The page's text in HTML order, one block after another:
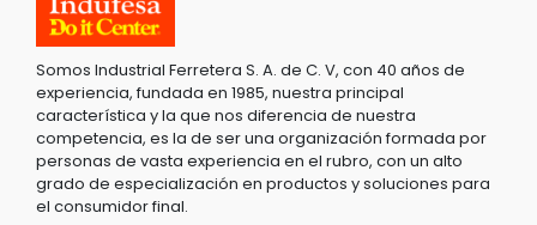
Somos Industrial Ferretera S. A. de C. V, con 40 años de
experiencia, fundada en 1985, nuestra principal
característica y la que nos diferencia de nuestra
competencia, es la de ser una organización formada por
personas de vasta experiencia en el rubro, con un alto
grado de especialización en productos y soluciones para
el consumidor final.